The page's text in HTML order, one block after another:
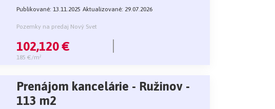
Publikované: 13.11.2025 Aktualizované: 29.07.2026
Pozemky na predaj Nový Svet
102,120 €
185 €/m²
Prenájom kancelárie - Ružinov -
113 m2